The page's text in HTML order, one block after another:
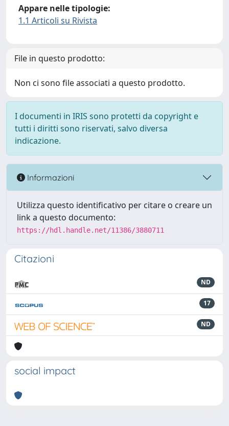
Appare nelle tipologie:
1.1 Articoli su Rivista
File in questo prodotto:
Non ci sono file associati a questo prodotto.
I documenti in IRIS sono protetti da copyright e
tutti i diritti sono riservati, salvo diversa
indicazione.
Informazioni
Utilizza questo identificativo per citare o creare un
link a questo documento:
https://hdl.handle.net/11386/3880711
Citazioni
ND
17
ND
social impact